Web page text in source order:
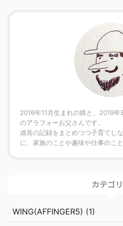
2016年11月生まれの娘と、2019
のアラフォーお父さんです。
成長の記録をまとめつつ子育てし
に、家族のことや趣味や仕事のこ
カテゴ
WING(AFFINGER5) (1)